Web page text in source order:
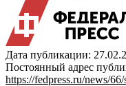
Дата публикации:
Постоянный адрес
https://fedpress.ru/news/